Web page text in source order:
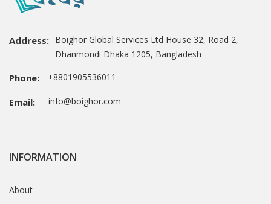
Address: Boighor Global Services Ltd House 32, Road 2,
Dhanmondi Dhaka 1205, Bangladesh
Phone: +8801905536011
Email: info@boighor.com
INFORMATION
About